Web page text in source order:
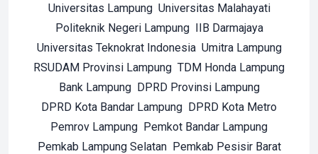
Universitas Lampung Universitas Malahayati
Politeknik Negeri Lampung IIB Darmajaya
Universitas Teknokrat Indonesia Umitra Lampung
RSUDAM Provinsi Lampung TDM Honda Lampung
Bank Lampung DPRD Provinsi Lampung
DPRD Kota Bandar Lampung DPRD Kota Metro
Pemrov Lampung Pemkot Bandar Lampung
Pemkab Lampung Selatan Pemkab Pesisir Barat